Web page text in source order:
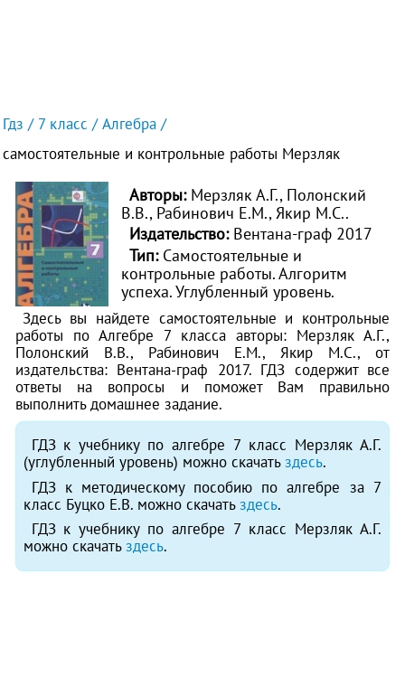
Гдз 7 класс
Алгебра
самостоятельные и контрольные работы Мерзляк
Авторы: Мерзляк А.Г., Полонский
В.В., Рабинович Е.М., Якир М.С..
Издательство: Вентана-граф 2017
Тип:Самостоятельные и
контрольные работы. Алгоритм
успеха. Углубленный уровень.
Здесь вы найдете самостоятельные и контрольные
работы по Алгебре 7 класса авторы: Мерзляк А.Г.,
Полонский В.В., Рабинович Е.М., Якир М.С., от
издательства: Вентана-граф 2017. ГДЗ содержит все
ответы на вопросы и поможет Вам правильно
выполнить домашнее задание.
ГДЗ к учебнику по алгебре 7 класс Мерзляк А.Г.
(углубленный уровень) можно скачатьздесь.
ГДЗ к методическому пособию по алгебре за 7
класс Буцко Е.В. можно скачатьздесь.
ГДЗ к учебнику по алгебре 7 класс Мерзляк А.Г.
можно скачатьздесь.